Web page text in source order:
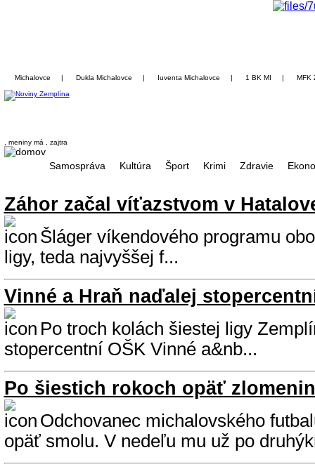
Michalovce | Dukla Michalovce | Iuventa Michalovce | 1 BK MI | MFK
, meniny má , zajtra
Samospráva Kultúra Šport Krimi Zdravie
Záhor začal víťazstvom v
Šláger víkendového programu
ligy, teda najvyššej f...
Vinné a Hraň naďalej
Po troch kolách šiestej ligy
stopercentní OŠK Vinné a&nb...
Po šiestich rokoch opäť
Odchovanec michalovského
opäť smolu. V nedeľu mu už po